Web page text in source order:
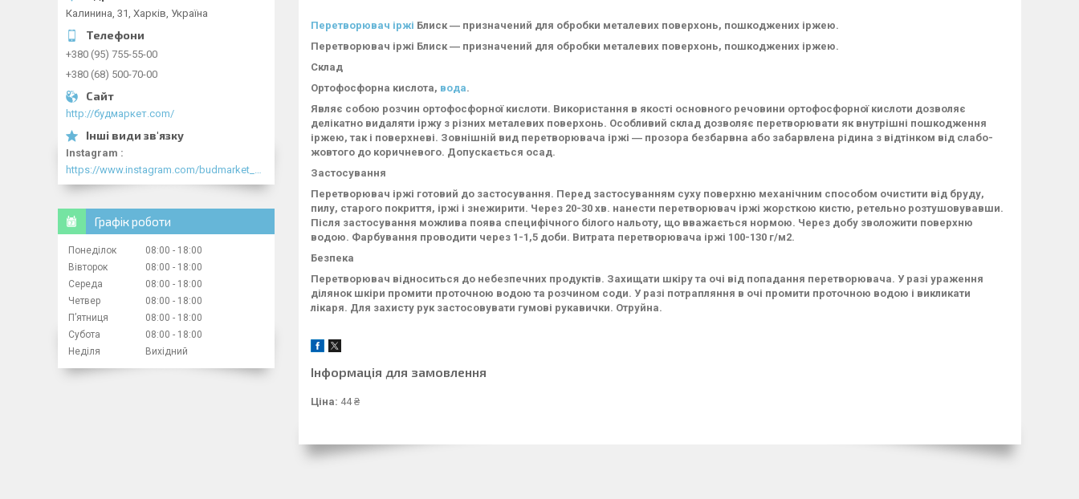
Перетворювач іржі Блиск ― призначений для обробки металевих поверхонь, пошкоджених іржею.
Перетворювач іржі Блиск ― призначений для обробки металевих поверхонь, пошкоджених іржею.
Склад
Ортофосфорна кислота, вода.
Являє собою розчин ортофосфорної кислоти. Використання в якості основного речовини ортофосфорної кислоти дозволяє
делікатно видаляти іржу з різних металевих поверхонь. Особливий склад дозволяє перетворювати як внутрішні пошкодження
іржею, так і поверхневі. Зовнішній вид перетворювача іржі ― прозора безбарвна або забарвлена рідина з відтінком від слабо-
жовтого до коричневого. Допускається осад.
Застосування
Перетворювач іржі готовий до застосування. Перед застосуванням суху поверхню механічним способом очистити від бруду,
пилу, старого покриття, іржі і знежирити. Через 20-30 хв. нанести перетворювач іржі жорсткою кистю, ретельно розтушовувавши.
Після застосування можлива поява специфічного білого нальоту, що вважається нормою. Через добу зволожити поверхню
водою. Фарбування проводити через 1-1,5 доби. Витрата перетворювача іржі 100-130 г/м2.
Безпека
Перетворювач відноситься до небезпечних продуктів. Захищати шкіру та очі від попадання перетворювача. У разі ураження
ділянок шкіри промити проточною водою та розчином соди. У разі потрапляння в очі промити проточною водою і викликати
лікаря. Для захисту рук застосовувати гумові рукавички. Отруйна.
Інформація для замовлення
Ціна: 44 ₴
Калинина, 31, Харків, Україна
+380 (95) 755-55-00
+380 (68) 500-70-00
http://будмаркет.com/
Instagram
Графік роботи
Понеділок 08:00
18:00
Вівторок
08:00
18:00
Середа
08:00
18:00
Четвер
08:00
18:00
Пʼятниця
08:00
18:00
Субота
08:00
18:00
Неділя
Вихідний